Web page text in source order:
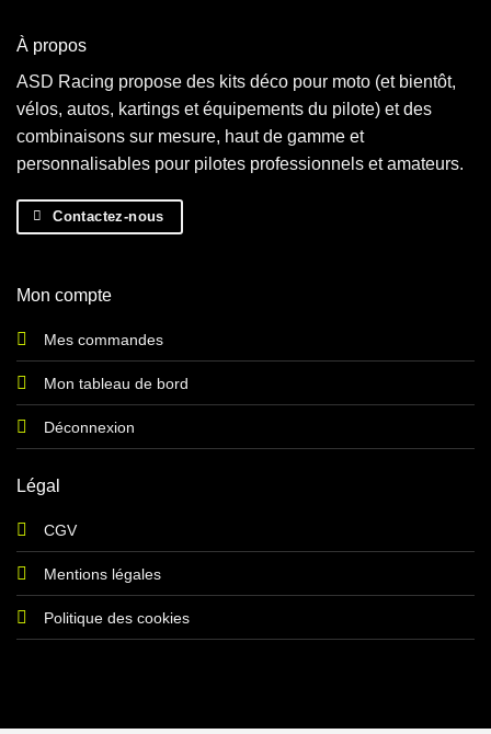
À propos
ASD Racing propose des kits déco pour moto (et bientôt,
vélos, autos, kartings et équipements du pilote) et des
combinaisons sur mesure, haut de gamme et
personnalisables pour pilotes professionnels et amateurs.
Contactez-nous
Mon compte
Mes commandes
Mon tableau de bord
Déconnexion
Légal
CGV
Mentions légales
Politique des cookies